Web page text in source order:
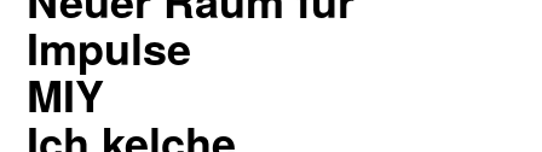
Impulse
MIY